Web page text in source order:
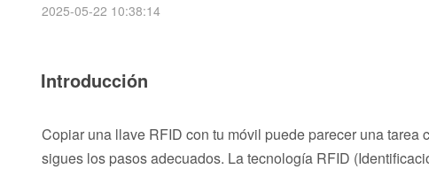
2025-05-22 10:38:14
Introducción
Copiar una llave RFID con tu móvil puede parecer una
sigues los pasos adecuados. La tecnología RFID